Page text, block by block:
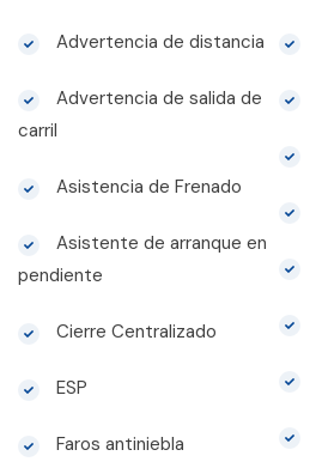
Advertencia de distancia
Advertencia de salida de
carril
Asistencia de Frenado
Asistente de arranque en
pendiente
Cierre Centralizado
ESP
Faros antiniebla